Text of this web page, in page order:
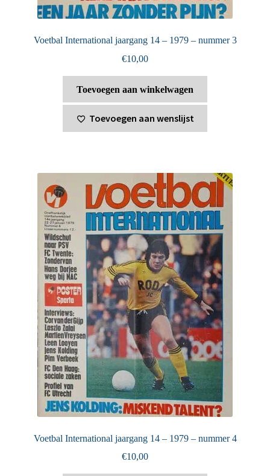
Voetbal International jaargang 14 – 1979 – nummer 3
€10,00
Toevoegen aan winkelwagen
Toevoegen aan wenslijst
Voetbal International jaargang 14 – 1979 – nummer 4
€10,00